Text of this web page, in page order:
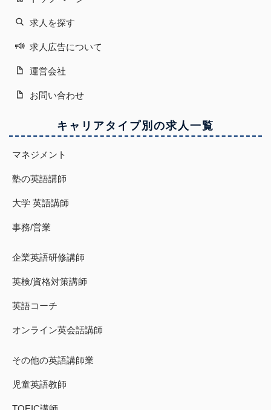
求人を探す
求人広告について
運営会社
お問い合わせ
キャリアタイプ別の求人一覧
マネジメント
塾の英語講師
大学 英語講師
事務/営業
企業英語研修講師
英検/資格対策講師
英語コーチ
オンライン英会話講師
その他の英語講師業
児童英語教師